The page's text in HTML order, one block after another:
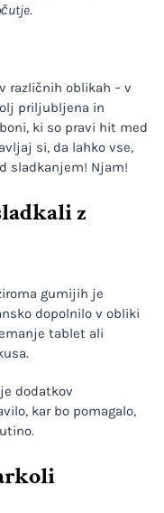
različnih oblikah – v
priljubljena in
ki so pravi hit med
si, da lahko vse,
sladkanjem! Njam!
z
gumijih je
dopolnilo v obliki
tablet ali
dodatkov
kar bo pomagalo,